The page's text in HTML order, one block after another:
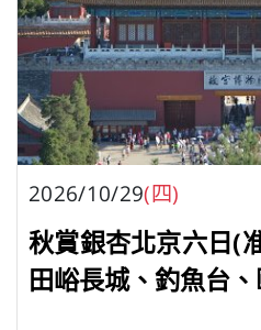
2026/10/29(四)
秋賞銀杏北京六日(
田峪長城、釣魚台